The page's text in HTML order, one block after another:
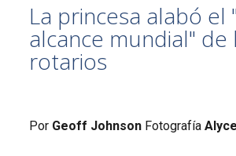
La princesa alabó el
alcance mundial" de
rotarios
Por Geoff Johnson Fotografía